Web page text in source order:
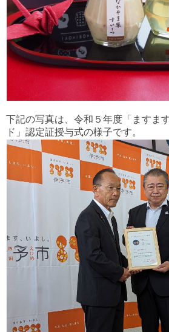
下記の写真は、令和５年度「ますま
ド」認定証授与式の様子です。